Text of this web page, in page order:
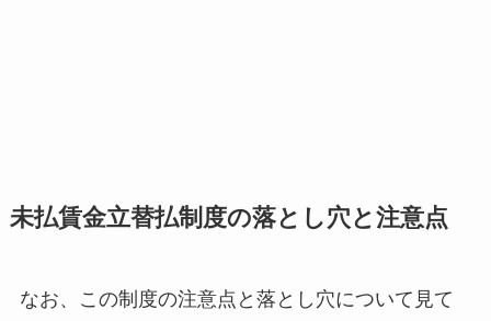
未払賃金立替払制度の落とし穴と注意点
なお、この制度の注意点と落とし穴について見て